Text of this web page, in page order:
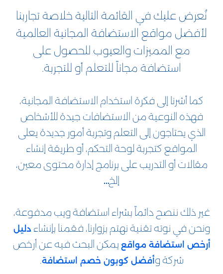
نُعرض عليك في القائمة التالية خلاصة تجاربنا
لأفضل مواقع الاستضافة المجانية العالمية
مع المميزات والعيوب للحصول على
استضافة مجاناً للتعلم أو للتجربة.
كما أشرنا إلى فكرة استخدام الاستضافة المجانية،
فهذه النوعية من الاستضافات جيدة للأشخاص
الذي يحتاجون إلى التعلم وتجربة أمور جديدة يعلى
المواقع كتجربة لوحة التحكم، أو طريقة إنشاء
مقالات أو التدريب على برنامج إدارة محتوى معين،
إلخ…
غير ذلك ننصح دائماً بشراء استضافة ويب مدفوعة،
ونحن في نوته تقنية نهتم بزوارنا، فقمنا بإنشاءدليل
أرخص استضافة مواقع يمكن البحث فيه عن أرخص
شركة وأفضل كوبون خصم استضافة.